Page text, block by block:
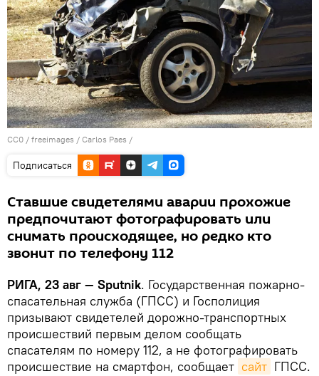
CC0 / freeimages / Carlos Paes /
Подписаться
Ставшие свидетелями аварии прохожие
предпочитают фотографировать или
снимать происходящее, но редко кто
звонит по телефону 112
РИГА, 23 авг — Sputnik. Государственная пожарно-
спасательная служба (ГПСС) и Госполиция
призывают свидетелей дорожно-транспортных
происшествий первым делом сообщать
спасателям по номеру 112, а не фотографировать
происшествие на смартфон, сообщает сайт ГПСС.